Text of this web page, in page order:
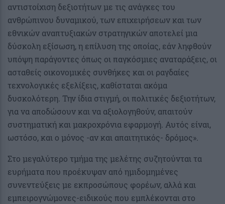
αντιστοίχιση δεξιοτήτων με τις ανάγκες του
ανθρώπινου δυναμικού, των επιχειρήσεων και των
εθνικών αναπτυξιακών στρατηγικών αποτελεί μια
δύσκολη εξίσωση, η επίλυση της οποίας, εάν ληφθούν
υπόψη παράγοντες όπως οι παγκόσμιες αναταράξεις, οι
ασταθείς οικονομικές συνθήκες και οι ραγδαίες
τεχνολογικές εξελίξεις, καθίσταται ακόμα
δυσκολότερη. Την ίδια στιγμή, οι πολιτικές δεξιοτήτων,
για να αποδώσουν και να αξιολογηθούν, απαιτούν
συστηματική και μακροχρόνια εφαρμογή. Αυτός είναι,
ωστόσο, και ο μόνος -αν και απαιτητικός- δρόμος».
Στο μεγαλύτερο τμήμα της μελέτης συζητούνται τα
ευρήματα που προέκυψαν από ημιδομημένες
συνεντεύξεις με εκπροσώπους φορέων, αλλά και
εμπειρογνώμονες-ειδικούς που εμπλέκονται στο